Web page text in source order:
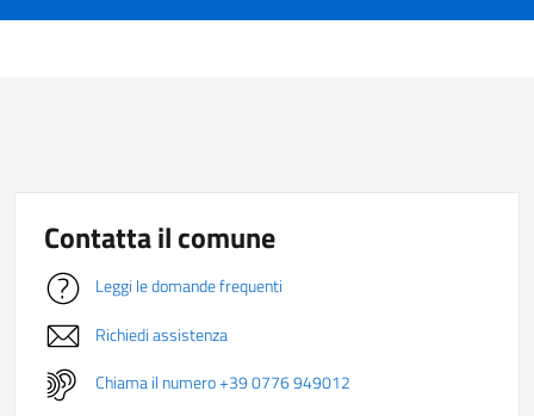
Contatta il comune
Leggi le domande frequenti
Richiedi assistenza
Chiama il numero +39 0776 949012